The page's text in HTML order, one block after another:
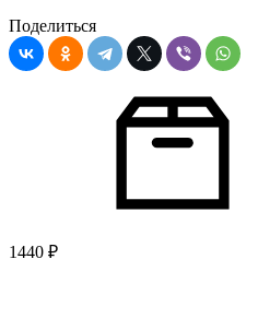
Поделиться
1440 ₽